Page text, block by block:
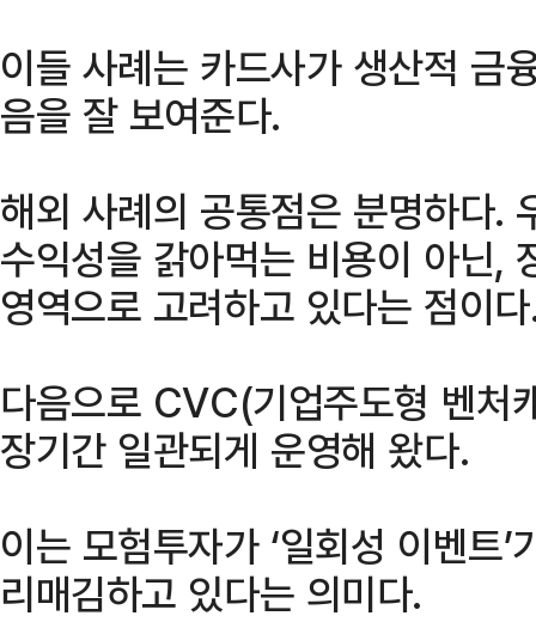
이들 사례는 카드사가 생산적 금
음을 잘 보여준다.
해외 사례의 공통점은 분명하다.
수익성을 갉아먹는 비용이 아닌,
영역으로 고려하고 있다는 점이
다음으로 CVC(기업주도형 벤처
장기간 일관되게 운영해 왔다.
이는 모험투자가 ‘일회성 이벤트
리매김하고 있다는 의미다.